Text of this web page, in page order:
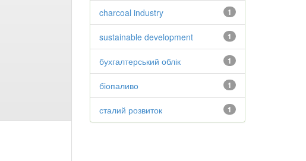
1
charcoal industry
1
sustainable development
1
бухгалтерський облік
1
біопаливо
1
сталий розвиток